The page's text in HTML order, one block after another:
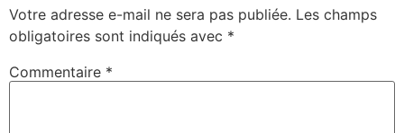
Votre adresse e-mail ne sera pas publiée. Les champs
obligatoires sont indiqués avec *
Commentaire *